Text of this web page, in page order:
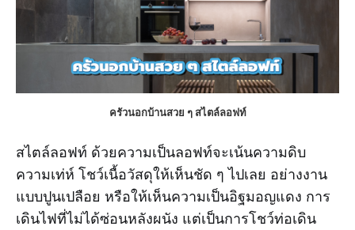
ครัวนอกบ้านสวย ๆ สไตล์ลอฟท์
สไตล์ลอฟท์ ด้วยความเป็นลอฟท์จะเน้นความดิบ
ความเท่ห์ โชว์เนื้อวัสดุให้เห็นชัด ๆ ไปเลย อย่างงาน
แบบปูนเปลือย หรือให้เห็นความเป็นอิฐมอญแดง การ
เดินไฟที่ไม่ได้ซ่อนหลังผนัง แต่เป็นการโชว์ท่อเดิน